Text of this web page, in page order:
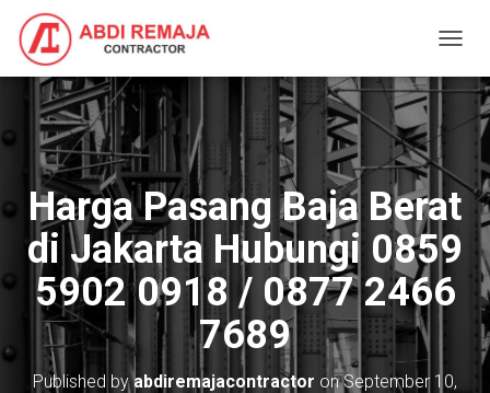
O
N
A
V
I
G
A
T
Harga Pasang Baja Berat
di Jakarta Hubungi 0859
5902 0918 / 0877 2466
7689
Published byabdiremajacontractor onSeptember 10,